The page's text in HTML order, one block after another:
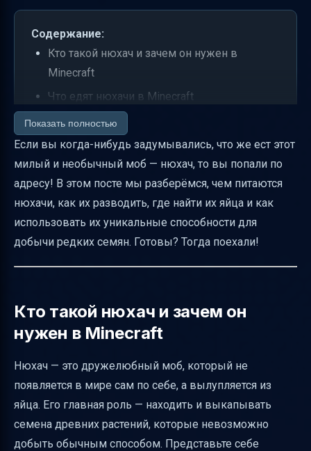
Содержание:
Кто такой нюхач и зачем он нужен в
Minecraft
Что едят нюхачи в Minecraft
Где найти яйца нюхача и как вырастить
нюхачонка
Как нюхач ищет и копает семена
Размножение нюхачей и получение яиц
Важные нюансы и советы по
использованию нюхача
Заключение
Полезные ссылки
Показать полностью
Если вы когда-нибудь задумывались, что же ест этот
милый и необычный моб — нюхач, то вы попали по
адресу! В этом посте мы разберёмся, чем питаются
нюхачи, как их разводить, где найти их яйца и как
использовать их уникальные способности для
добычи редких семян. Готовы? Тогда поехали!
Кто такой нюхач и зачем он
нужен в Minecraft
Нюхач — это дружелюбный моб, который не
появляется в мире сам по себе, а вылупляется из
яйца. Его главная роль — находить и выкапывать
семена древних растений, которые невозможно
добыть обычным способом. Представьте себе